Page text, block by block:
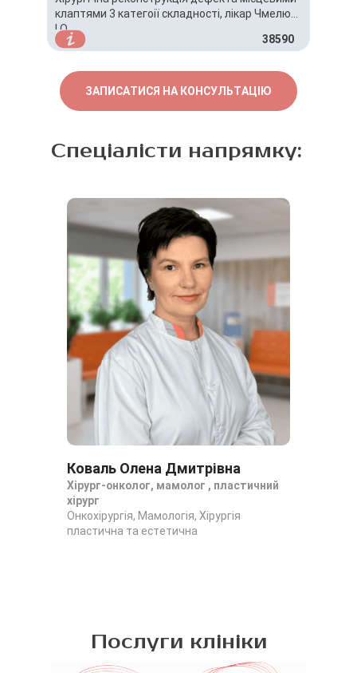
клаптями 3 категоії складності, лікар Чмелюк
І.О.
38590
ЗАПИСАТИСЯ НА КОНСУЛЬТАЦІЮ
Спеціалісти напрямку:
Коваль Олена Дмитрівна
Хірург-онколог, мамолог , пластичний
хірург
Онкохірургія, Мамологія, Хірургія
пластична та естетична
Послуги клініки